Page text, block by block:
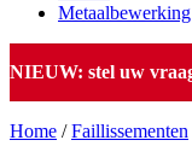
Metaalbewerking
NIEUW: stel uw
Home /Faillissementen